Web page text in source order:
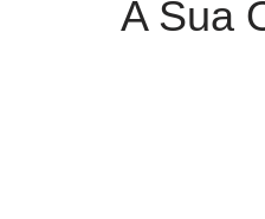
A Sua